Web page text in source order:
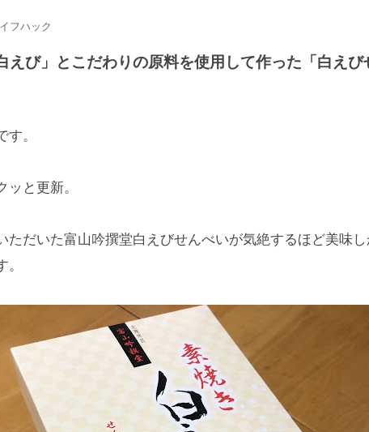
フハック
えび」とこだわりの原料を使用して作った「白えび
。
と更新。
ただいた富山吟撰堂白えびせんべいが気絶するほど美味し